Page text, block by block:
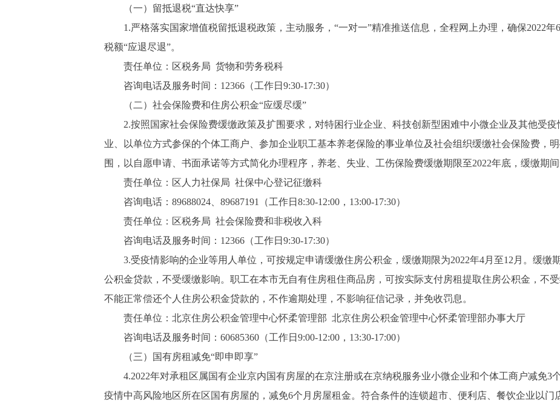
（一）留抵退税“直达快享”
1.严格落实国家增值税留抵退税政策，主动服务，“一对一”精准推送信息，全程网上办理，确保2022年
税额“应退尽退”。
责任单位：区税务局 货物和劳务税科
咨询电话及服务时间：12366（工作日9:30-17:30）
（二）社会保险费和住房公积金“应缓尽缓”
2.按照国家社会保险费缓缴政策及扩围要求，对特困行业企业、科技创新型困难中小微企业及其他受疫
业、以单位方式参保的个体工商户、参加企业职工基本养老保险的事业单位及社会组织缓缴社会保险费，
围，以自愿申请、书面承诺等方式简化办理程序，养老、失业、工伤保险费缓缴期限至2022年底，缓缴期间
责任单位：区人力社保局 社保中心登记征缴科
咨询电话：89688024、89687191（工作日8:30-12:00，13:00-17:30）
责任单位：区税务局 社会保险费和非税收入科
咨询电话及服务时间：12366（工作日9:30-17:30）
3.受疫情影响的企业等用人单位，可按规定申请缓缴住房公积金，缓缴期限为2022年4月至12月。缓缴
公积金贷款，不受缓缴影响。职工在本市无自有住房租住商品房，可按实际支付房租提取住房公积金，不
不能正常偿还个人住房公积金贷款的，不作逾期处理，不影响征信记录，并免收罚息。
责任单位：北京住房公积金管理中心怀柔管理部 北京住房公积金管理中心怀柔管理部办事大厅
咨询电话及服务时间：60685360（工作日9:00-12:00，13:30-17:00）
（三）国有房租减免“即申即享”
4.2022年对承租区属国有企业京内国有房屋的在京注册或在京纳税服务业小微企业和个体工商户减免3
疫情中高风险地区所在区国有房屋的，减免6个月房屋租金。符合条件的连锁超市、便利店、餐饮企业以门